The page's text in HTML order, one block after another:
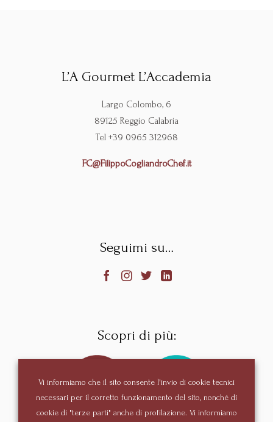
L’A Gourmet L’Accademia
Largo Colombo, 6
89125 Reggio Calabria
Tel +39 0965 312968
FC@FilippoCogliandroChef.it
Seguimi su…
   
Scopri di più:
Vi informiamo che il sito consente l'invio di cookie tecnici
necessari per il corretto funzionamento del sito, nonché di
cookie di "terze parti" anche di profilazione. Vi informiamo